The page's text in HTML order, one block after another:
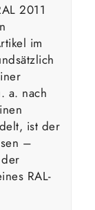
2011
im
a. nach
ist der
–
RAL-